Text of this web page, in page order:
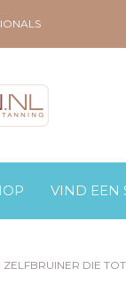
VIND EEN
ZELFBRUINER DIE